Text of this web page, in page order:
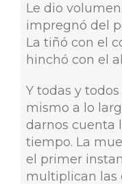
Le dio
impregnó del
La tiñó con el
hinchó con el
Y todas y
mismo a lo
darnos cuenta
tiempo. La
el primer
multiplican las